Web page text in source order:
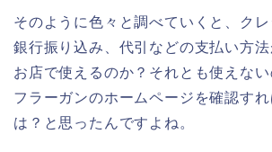
そのように色々と調べていくと、ク
銀行振り込み、代引などの支払い方
お店で使えるのか？それとも使えない
フラーガンのホームページを確認す
は？と思ったんですよね。